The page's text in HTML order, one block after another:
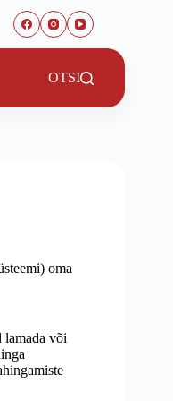
OTSI
oma
lamada või